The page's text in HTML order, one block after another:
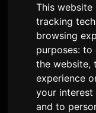
This website
tracking
browsing
purposes:to
the website,
experience
your
and to
novu
jula